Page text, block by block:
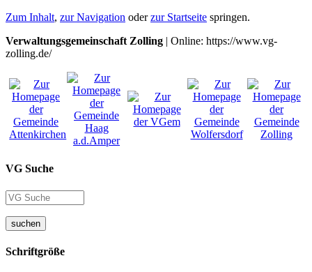
Zum Inhalt, zur Navigation oderzur Startseite springen.
Verwaltungsgemeinschaft Zolling | Online: https://www.vg-
zolling.de/
VG Suche
suchen
Schriftgröße